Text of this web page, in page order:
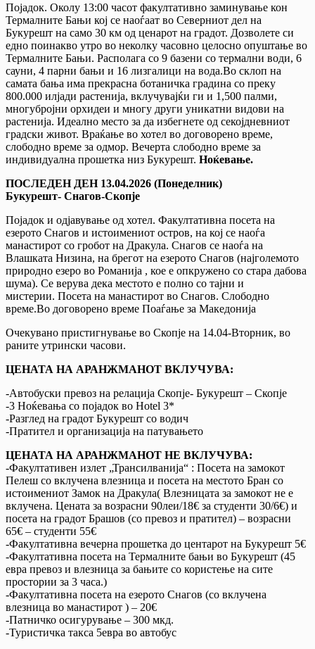
Појадок. Околу 13:00 часот факултативно заминување кон
Термалните Бањи кој се наоѓаат во Северниот дел на
Букурешт на само 30 км од ценарот на градот. Дозволете си
едно поинакво утро во неколку часовно целосно опуштање во
Термалните Бањи. Располага со 9 базени со термални води, 6
сауни, 4 парни бањи и 16 лизгалици на вода.Во склоп на
самата бања има прекрасна ботаничка градина со преку
800.000 илјади растенија, вклучувајќи ги и 1,500 палми,
многубројни орхидеи и многу други уникатни видови на
растенија. Идеално место за да избегнете од секојдневниот
градски живот. Враќање во хотел во договорено време,
слободно време за одмор. Вечерта слободно време за
индивидуална прошетка низ Букурешт. Ноќевање.
ПОСЛЕДЕН ДЕН 13.04.2026 (Понеделник)
Букурешт- Снагов-Скопје
Појадок и одјавување од хотел. Факултативна посета на
езерото Снагов и истоимениот остров, на кој се наоѓа
манастирот со гробот на Дракула. Снагов се наоѓа на
Влашката Низина, на брегот на езерото Снагов (најголемото
природно езеро во Романија , кое е опкружено со стара дабова
шума). Се верува дека местото е полно со тајни и
мистерии. Посета на манастирот во Снагов. Слободно
време.Во договорено време Поаѓање за Македонија
Очекувано пристигнување во Скопје на 14.04-Вторник, во
раните утрински часови.
ЦЕНАТА НА АРАНЖМАНОТ ВКЛУЧУВА:
-Автобуски превоз на релација Скопје- Букурешт – Скопје
-3 Ноќевања со појадок во Hotel 3*
-Разглед на градот Букурешт со водич
-Пратител и организација на патувањето
ЦЕНАТА НА АРАНЖМАНОТ НЕ ВКЛУЧУВА:
-Факултативен излет „Трансилванија“ : Посета на замокот
Пелеш со вклучена влезница и посета на местото Бран со
истоимениот Замок на Дракула( Влезницата за замокот не е
вклучена. Цената за возрасни 90леи/18€ за студенти 30/6€) и
посета на градот Брашов (со превоз и пратител) – возрасни
65€ – студенти 55€
-Факултативна вечерна прошетка до центарот на Букурешт 5€
-Факултативна посета на Термалните бањи во Букурешт (45
евра превоз и влезница за бањите со користење на сите
простории за 3 часа.)
-Факултативна посета на езерото Снагов (со вклучена
влезница во манастирот ) – 20€
-Патничко осигурување – 300 мкд.
-Туристичка такса 5евра во автобус